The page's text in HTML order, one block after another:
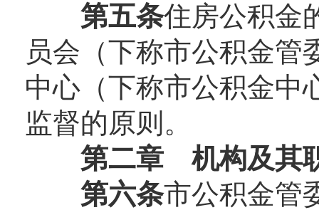
第五条住房公积金
员会（下称市公积金管
中心（下称市公积金中
监督的原则。
第二章 机构及其
第六条市公积金管